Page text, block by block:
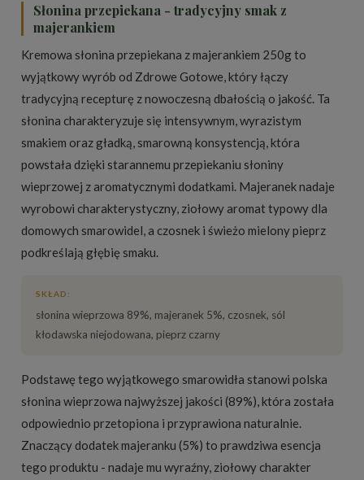
Słonina przepiekana - tradycyjny smak z
majerankiem
Kremowa słonina przepiekana z majerankiem 250g to
wyjątkowy wyrób od Zdrowe Gotowe, który łączy
tradycyjną recepturę z nowoczesną dbałością o jakość. Ta
słonina charakteryzuje się intensywnym, wyrazistym
smakiem oraz gładką, smarowną konsystencją, która
powstała dzięki starannemu przepiekaniu słoniny
wieprzowej z aromatycznymi dodatkami. Majeranek nadaje
wyrobowi charakterystyczny, ziołowy aromat typowy dla
domowych smarowidel, a czosnek i świeżo mielony pieprz
podkreślają głębię smaku.
SKŁAD:
słonina wieprzowa 89%, majeranek 5%, czosnek, sól
kłodawska niejodowana, pieprz czarny
Podstawę tego wyjątkowego smarowidła stanowi polska
słonina wieprzowa najwyższej jakości (89%), która została
odpowiednio przetopiona i przyprawiona naturalnie.
Znaczący dodatek majeranku (5%) to prawdziwa esencja
tego produktu - nadaje mu wyraźny, ziołowy charakter